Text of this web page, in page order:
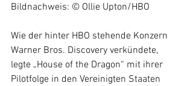
Bildnachweis: © Ollie Upton/HBO
Wie der hinter HBO stehende Konzern
Warner Bros. Discovery verkündete,
legte „House of the Dragon“ mit ihrer
Pilotfolge in den Vereinigten Staaten